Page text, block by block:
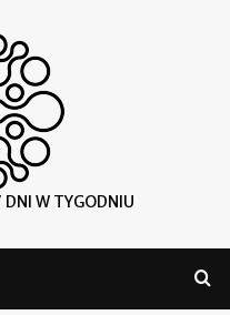
W TYGODNIU